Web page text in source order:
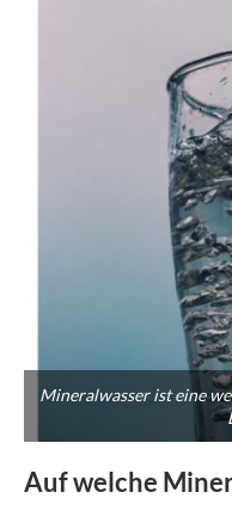
Mineralwasser ist eine
Auf welche